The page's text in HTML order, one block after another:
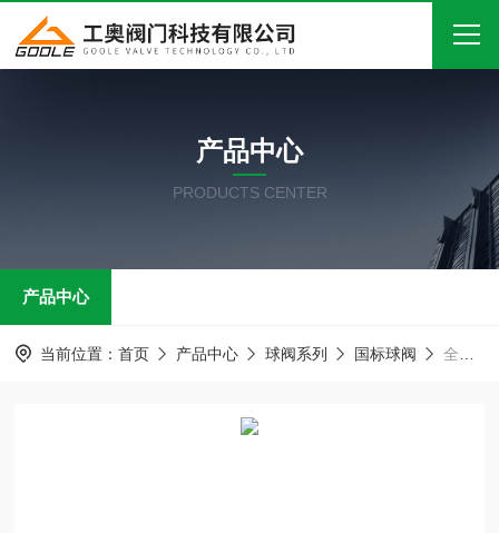
关于我们
产品中心
在线留言
产品中心
PRODUCTS CENTER
产品中心
当前位置： 首页 产品中心 球阀系列 国标球阀 全焊接过滤球阀